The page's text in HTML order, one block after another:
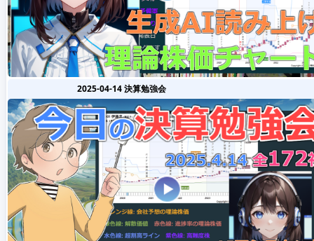
2025-04-14 決算勉強会